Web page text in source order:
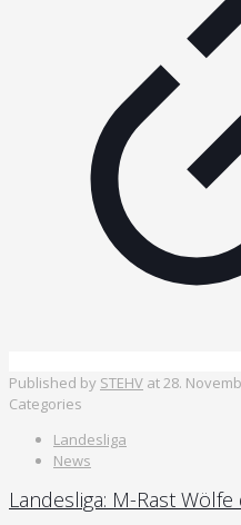
Published by STEHV at28.
Categories
Landesliga
News
Landesliga: M-Rast